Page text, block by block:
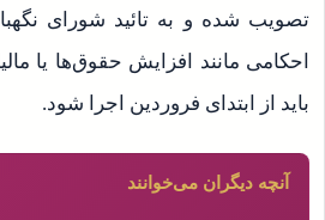
تصویب شده و به تائید شورای
احکامی مانند افزایش حقوق‌ها یا
باید از ابتدای فروردین اجرا شود.
آنچه دیگران می‌خوانند